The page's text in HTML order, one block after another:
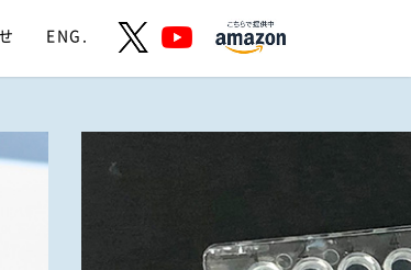
ENG.